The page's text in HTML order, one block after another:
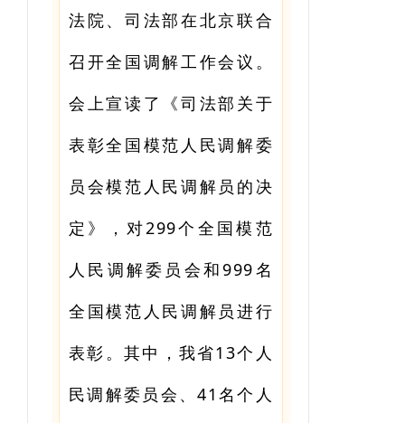
法院、司法部在北京联合
召开全国调解工作会议。
会上宣读了《司法部关于
表彰全国模范人民调解委
员会模范人民调解员的决
定》，对299个全国模范
人民调解委员会和999名
全国模范人民调解员进行
表彰。其中，我省13个人
民调解委员会、41名个人